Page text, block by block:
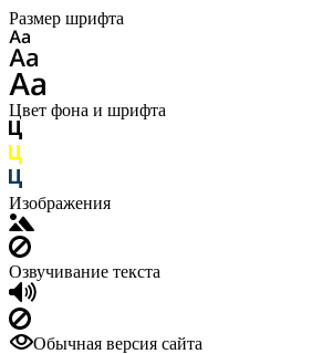
Размер шрифта
Цвет фона и шрифта
Изображения
Озвучивание текста
Обычная версия сайта